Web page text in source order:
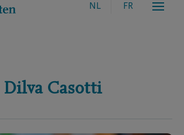
NL FR
Dilva Casotti